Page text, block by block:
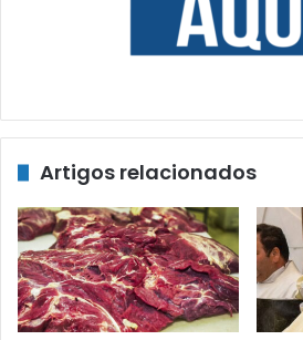
Artigos relacionados